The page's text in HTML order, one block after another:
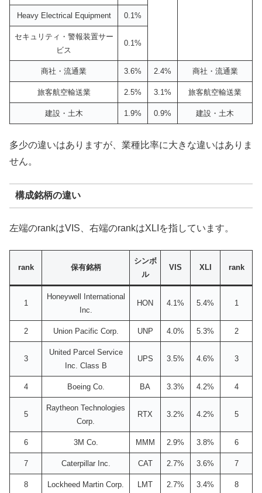
Heavy Electrical Equipment 0.1%
セキュリティ・警報装置サー
ビス
0.1%
商社・流通業 3.6% 2.4% 商社・流通業
旅客航空輸送業 2.5% 3.1% 旅客航空輸送業
建設・土木 1.9% 0.9% 建設・土木
多少の違いはありますが、業種比率に大きな違いはありま
せん。
構成銘柄の違い
左端のrankはVIS、右端のrankはXLIを指しています。
rank 保有銘柄
シンボ
ル
VIS XLI rank
1
Honeywell International
Inc.
HON 4.1% 5.4% 1
2 Union Pacific Corp. UNP 4.0% 5.3% 2
3
United Parcel Service
Inc. Class B
UPS 3.5% 4.6% 3
4 Boeing Co. BA 3.3% 4.2% 4
5
Raytheon Technologies
Corp.
RTX 3.2% 4.2% 5
6 3M Co. MMM 2.9% 3.8% 6
7 Caterpillar Inc. CAT 2.7% 3.6% 7
8 Lockheed Martin Corp. LMT 2.7% 3.4% 8